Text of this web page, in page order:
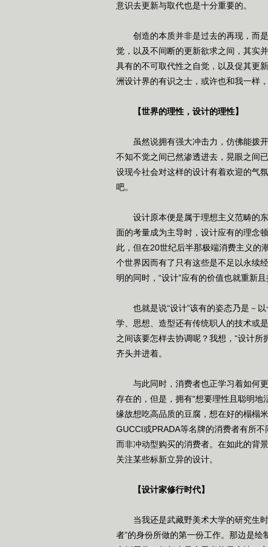
意识去更新与取代也是十分重要的。
创造的本质并非是过去的再现，而是
觉，以及不间断的更新欲求之间，其实
具有的不可取代性之自觉，以及促其更
洲设计界的有识之士，或许也和我一样
【世界的理性，设计的理性】
虽然说拥有强大冲击力，仿佛能拨开
不知不觉之间已然渗透进去，晃眼之间
设现今社会对这样的设计有着欢迎的气
吧。
设计原本便是属于理想主义范畴的东
面的考量成为主导时，设计应有的理念
此，但在20世纪后半那极端消费主义的
个世界因而有了只有这些是不足以永续
明的同时，“设计”应有的价值也就重新且
也就是说“设计”该有的姿态乃是－以
学、思想、造型还有传统职人的技术或
之间该要怎样去协调呢？我想，“设计所
齐头并进着。
与此同时，消费者也正学习着如何更
存在的，但是，拥有“想要理性且聪明
缘故想吃高品质的豆腐，想在好的榻榻
GUCCI或PRADA等名牌的消费者有所
而非冲动型购买的消费者。在如此的背
关注某些标新立异的设计。
【设计家修行时代】
当我还是武藏野美术大学的研究生时
者”的身份所做的第一份工作。那边是